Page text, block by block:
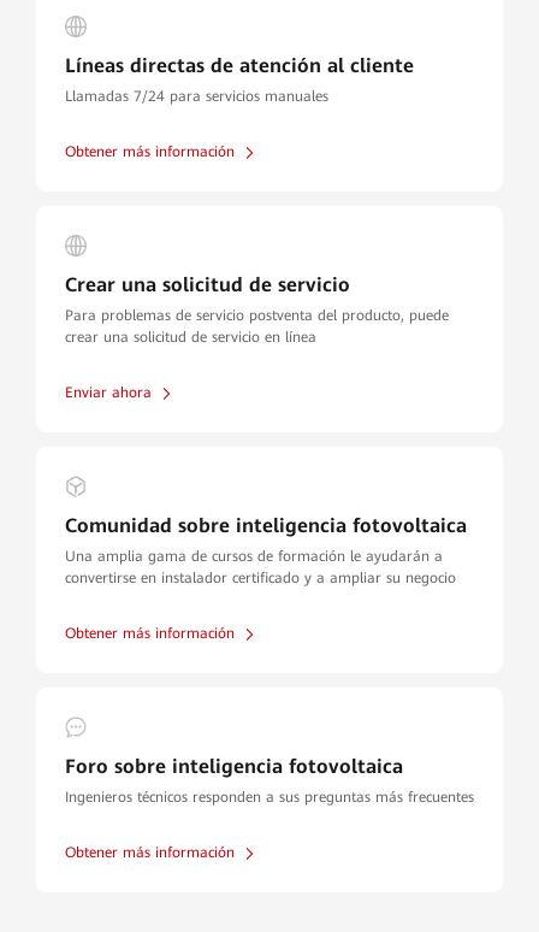
Líneas directas de atención al cliente
Llamadas 7/24 para servicios manuales
Obtener más información
Crear una solicitud de servicio
Para problemas de servicio postventa del producto, puede
crear una solicitud de servicio en línea
Enviar ahora
Comunidad sobre inteligencia fotovoltaica
Una amplia gama de cursos de formación le ayudarán a
convertirse en instalador certificado y a ampliar su negocio
Obtener más información
Foro sobre inteligencia fotovoltaica
Ingenieros técnicos responden a sus preguntas más frecuentes
Obtener más información